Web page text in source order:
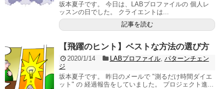
坂本夏子です。 今日は、LABプロファイルの 個人レ
ッスンの日でした。 クライエントは...
記事を読む
【飛躍のヒント】ベストな方法の選び方
2020/1/14 LABプロファイル, パターンチェン
ジ
坂本夏子です。 昨日のメールで "測るだけ時間ダイエ
ット" の 経過報告をしていました。 プロジェクト進...